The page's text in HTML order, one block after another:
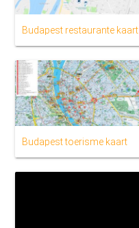
Budapest restaurante kaart
Budapest toerisme kaart